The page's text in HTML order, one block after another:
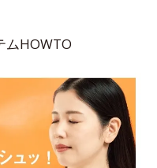
ムHOWTO